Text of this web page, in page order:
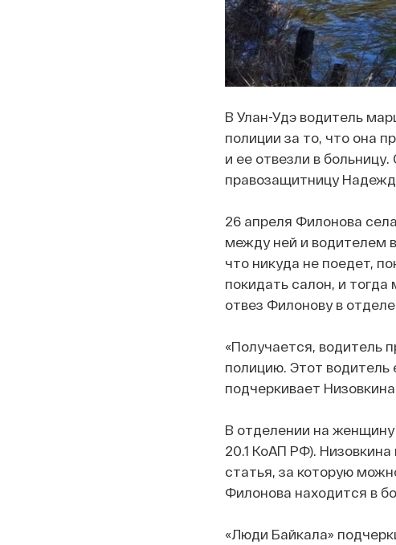
В Улан-Удэ водитель
полиции за то, что она
и ее отвезли в
правозащитницу
26 апреля Филонова
между ней и водителем
что никуда не поедет,
покидать салон, и
отвез Филонову в
«Получается, водитель
полицию. Этот водитель
подчеркивает
В отделении на женщину
20.1 КоАП РФ).
статья, за которую
Филонова находится в
«Люди Байкала»